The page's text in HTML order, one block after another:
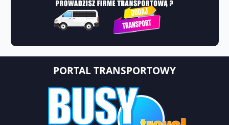
PORTAL TRANSPORTOWY